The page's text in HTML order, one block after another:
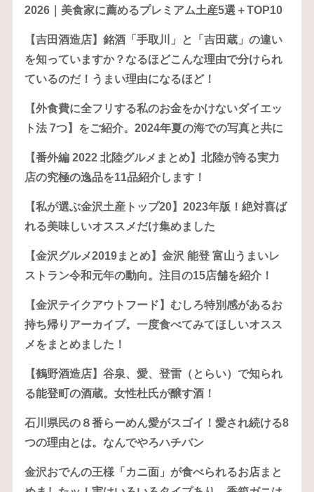
2026｜美食家に薦めるプレミアム土産5選＋TOP10
【吉田酒造店】銘酒「手取川」と「吉田蔵」の違い
を知っていますか？なるほどこんな理由で分けられ
ているのだ！うまい理由になるほど！
【外食費に全フリする私のお金をかけないダイエッ
ト法 7つ】をご紹介。2024年夏の海での写真と共に
【番外編 2022 北陸グルメまとめ】北陸が誇る実力
店の究極の逸品を11品紹介します！
【私が選ぶ金沢土産トップ20】2023年版！絶対喜ば
れる美味しいオススメだけ集めました
【金沢グルメ2019まとめ】金沢 能登 富山うまいレ
ストラン令和元年の動向。注目の15店舗を紹介！
【金沢テイクアウトフード】むしろ特別感があるお
持ち帰りアーカイブ。一度食べてみてほしいオスス
メをまとめました！
【鶴野酒造店】谷泉、愛、登雷（とらい）で知られ
る能登町の酒蔵。女性杜氏が醸す酒！
石川県民の８番らーめん愛がスゴイ！愛され続ける8
つの理由とは。なんでやろハチバン
金沢おでんの王様「カニ面」が食べられるお店まと